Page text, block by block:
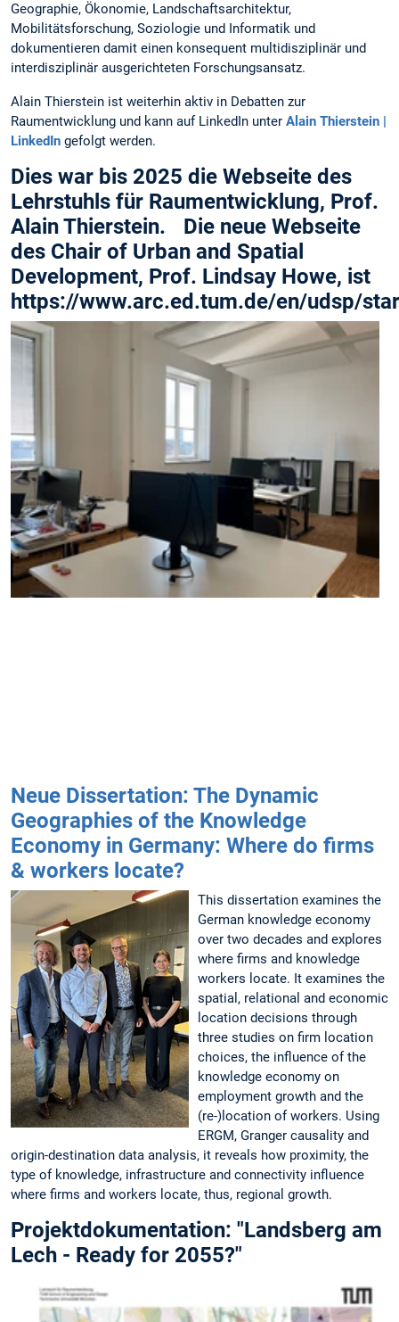
Geographie, Ökonomie, Landschaftsarchitektur,
Mobilitätsforschung, Soziologie und Informatik und
dokumentieren damit einen konsequent multidisziplinär und
interdisziplinär ausgerichteten Forschungsansatz.
Alain Thierstein ist weiterhin aktiv in Debatten zur
Raumentwicklung und kann auf LinkedIn unter Alain Thierstein |
LinkedIn gefolgt werden.
Dies war bis 2025 die Webseite des
Lehrstuhls für Raumentwicklung, Prof.
Alain Thierstein. Die neue Webseite
des Chair of Urban and Spatial
Development, Prof. Lindsay Howe, ist
https://www.arc.ed.tum.de/en/udsp/
Neue Dissertation: The Dynamic
Geographies of the Knowledge
Economy in Germany: Where do firms
& workers locate?
This dissertation examines the
German knowledge economy
over two decades and explores
where firms and knowledge
workers locate. It examines the
spatial, relational and economic
location decisions through
three studies on firm location
choices, the influence of the
knowledge economy on
employment growth and the
(re-)location of workers. Using
ERGM, Granger causality and
origin-destination data analysis, it reveals how proximity, the
type of knowledge, infrastructure and connectivity influence
where firms and workers locate, thus, regional growth.
Projektdokumentation: "Landsberg am
Lech - Ready for 2055?"